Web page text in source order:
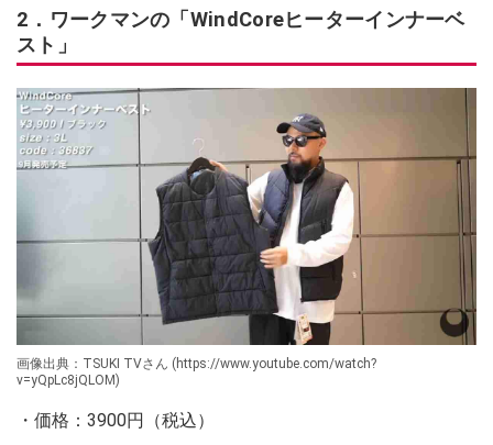
2．ワークマンの「WindCoreヒーターインナーベ
スト」
画像出典：TSUKI TVさん (https://www.youtube.com/watch?
v=yQpLc8jQLOM)
・価格：3900円（税込）